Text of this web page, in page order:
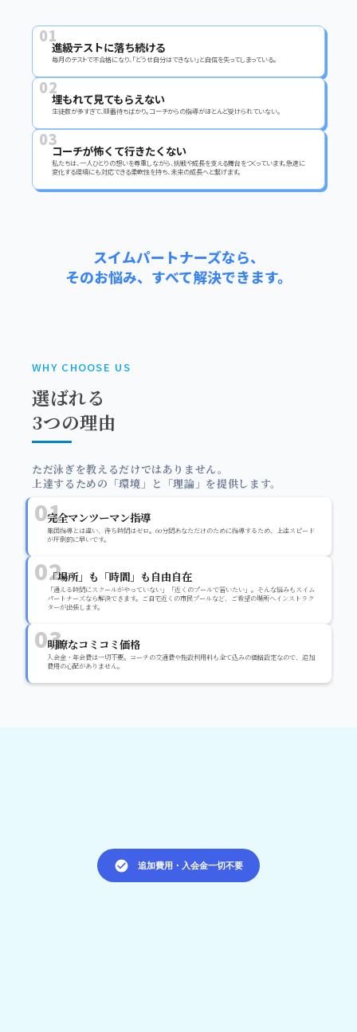
進級テストに落ち続ける
01
毎月のテストで不合格になり、「どうせ自分はできない」と自信を失ってしまっている。
埋もれて見てもらえない
02
生徒数が多すぎて、順番待ちばかり。コーチからの指導がほとんど受けられていない。
コーチが怖くて行きたくない
03
私たちは、一人ひとりの想いを尊重しながら、挑戦や成長を支える舞台をつくっています。急速に
変化する環境にも対応できる柔軟性を持ち、未来の成長へと繋げます。
スイムパートナーズなら、
そのお悩み、すべて解決できます。
WHY CHOOSE US
選ばれる
3つの理由
ただ泳ぎを教えるだけではありません。
上達するための「環境」と「理論」を提供します。
完全マンツーマン指導
01
集団指導とは違い、待ち時間はゼロ。60分間あなただけのために指導するため、上達スピード
が圧倒的に早いです。
「場所」も「時間」も自由自在
02
「通える時間にスクールがやっていない」「近くのプールで習いたい」。そんな悩みもスイム
パートナーズなら解決できます。ご自宅近くの市民プールなど、ご希望の場所へインストラク
ターが出張します。
明瞭なコミコミ価格
03
入会金・年会費は一切不要。コーチの交通費や施設利用料も全て込みの価格設定なので、追加
費用の心配がありません。
check_circle 追加費用・入会金一切不要